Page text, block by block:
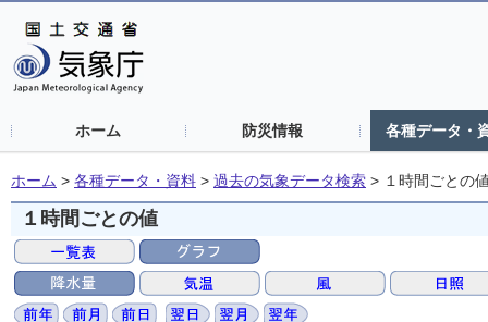
ホーム 防災情報 各種データ・
ホーム > 各種データ・資料 > 過去の気象データ検索 > １時間ごとの
１時間ごとの値